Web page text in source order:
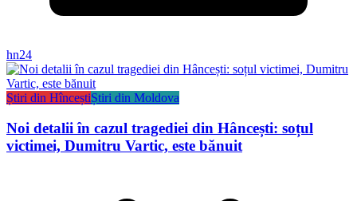
hn24
Știri din HînceștiȘtiri din Moldova
Noi detalii în cazul tragediei din Hâncești: soțul
victimei, Dumitru Vartic, este bănuit